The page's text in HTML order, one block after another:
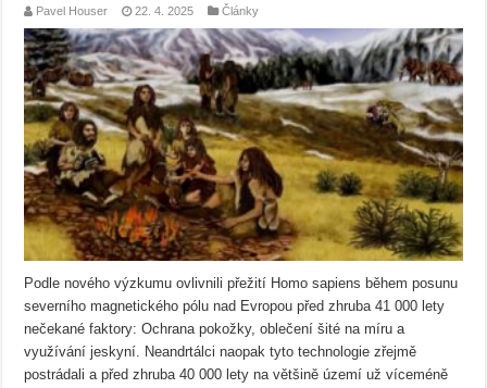
Pavel Houser 22. 4. 2025 Články
Podle nového výzkumu ovlivnili přežití Homo sapiens během posunu
severního magnetického pólu nad Evropou před zhruba 41 000 lety
nečekané faktory: Ochrana pokožky, oblečení šité na míru a
využívání jeskyní. Neandrtálci naopak tyto technologie zřejmě
postrádali a před zhruba 40 000 lety na většině území už víceméně